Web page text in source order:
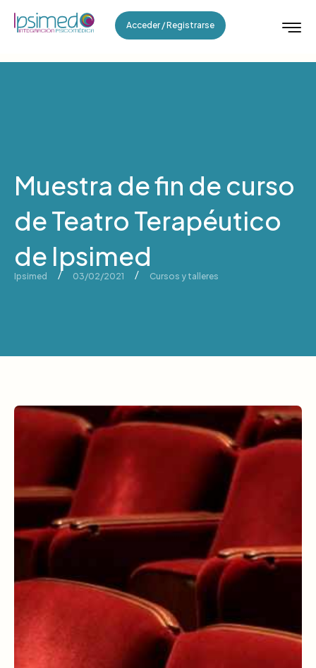
Acceder / Registrarse
Muestra de fin de curso
de Teatro Terapéutico
de Ipsimed
Ipsimed / 03/02/2021 / Cursos y talleres